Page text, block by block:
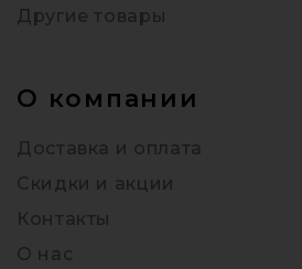
Другие товары
О компании
Доставка и оплата
Скидки и акции
Контакты
О нас